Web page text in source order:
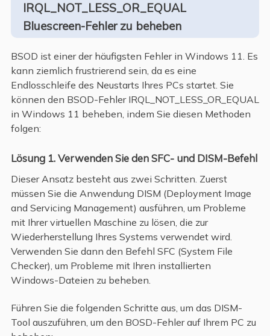
IRQL_NOT_LESS_OR_EQUAL
Bluescreen-Fehler zu beheben
BSOD ist einer der häufigsten Fehler in Windows 11. Es
kann ziemlich frustrierend sein, da es eine
Endlosschleife des Neustarts Ihres PCs startet. Sie
können den BSOD-Fehler IRQL_NOT_LESS_OR_EQUAL
in Windows 11 beheben, indem Sie diesen Methoden
folgen:
Lösung 1. Verwenden Sie den SFC- und DISM-Befehl
Dieser Ansatz besteht aus zwei Schritten. Zuerst
müssen Sie die Anwendung DISM (Deployment Image
and Servicing Management) ausführen, um Probleme
mit Ihrer virtuellen Maschine zu lösen, die zur
Wiederherstellung Ihres Systems verwendet wird.
Verwenden Sie dann den Befehl SFC (System File
Checker), um Probleme mit Ihren installierten
Windows-Dateien zu beheben.
Führen Sie die folgenden Schritte aus, um das DISM-
Tool auszuführen, um den BOSD-Fehler auf Ihrem PC zu